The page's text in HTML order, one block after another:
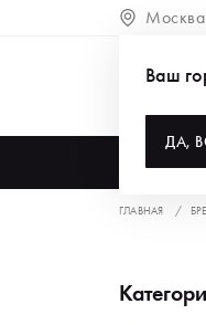
Москва
Ваш
ДА,
ГЛАВНАЯ